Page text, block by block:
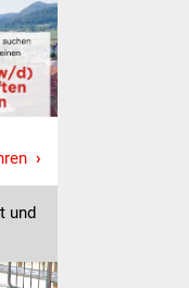
(MOBS)
Entsorgung
und